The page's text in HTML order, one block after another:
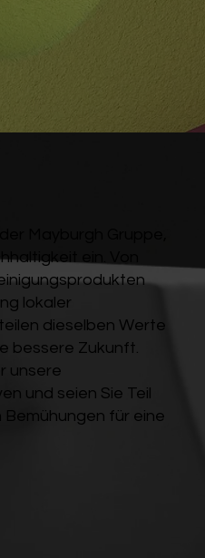
ein. Von
lokaler
dieselben Werte
bessere Zukunft.
unsere
und seien Sie Teil
für eine